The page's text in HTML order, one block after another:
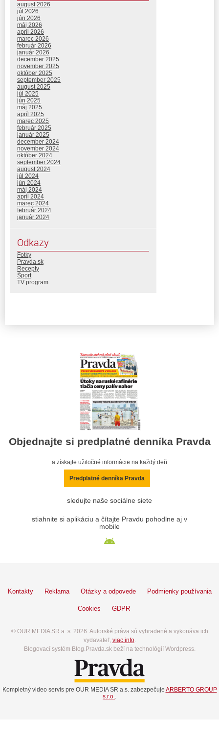
august 2026
júl 2026
jún 2026
máj 2026
apríl 2026
marec 2026
február 2026
január 2026
december 2025
november 2025
október 2025
september 2025
august 2025
júl 2025
jún 2025
máj 2025
apríl 2025
marec 2025
február 2025
január 2025
december 2024
november 2024
október 2024
september 2024
august 2024
júl 2024
jún 2024
máj 2024
apríl 2024
marec 2024
február 2024
január 2024
Odkazy
Fotky
Pravda.sk
Recepty
Šport
TV program
Objednajte si predplatné denníka Pravda
a získajte užitočné informácie na každý deň
Predplatné denníka Pravda
sledujte naše sociálne siete
stiahnite si aplikáciu a čítajte Pravdu pohodlne aj v
mobile
Kontakty Reklama Otázky a odpovede Podmienky používania
Cookies GDPR
© OUR MEDIA SR a. s. 2026. Autorské práva sú vyhradené a vykonáva ich
vydavateľ, viac info.
Blogovací systém Blog.Pravda.sk beží na technológií Wordpress.
Kompletný video servis pre OUR MEDIA SR a.s. zabezpečuje ARBERTO GROUP
s.r.o..